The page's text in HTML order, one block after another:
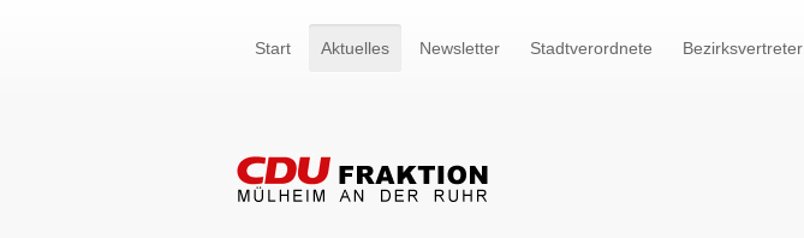
Start Aktuelles Newsletter Stadtverordnete Bezirksvertreter